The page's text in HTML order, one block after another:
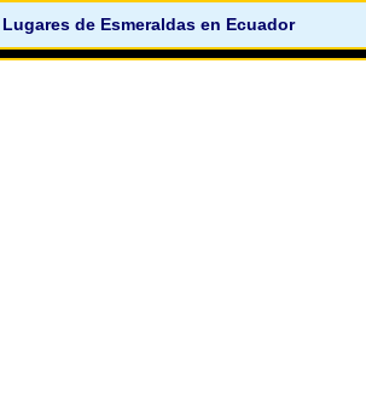
Lugares de Esmeraldas en Ecuador